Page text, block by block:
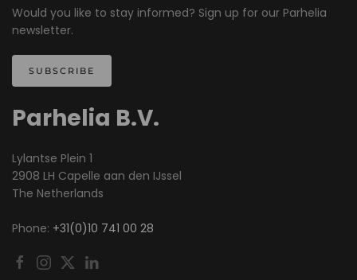
Would you like to stay informed? Sign up for our Parhelia
newsletter.
SUBSCRIBE
Parhelia B.V.
Lylantse Plein 1
2908 LH Capelle aan den IJssel
The Netherlands
Phone: +31(0)10 741 00 28